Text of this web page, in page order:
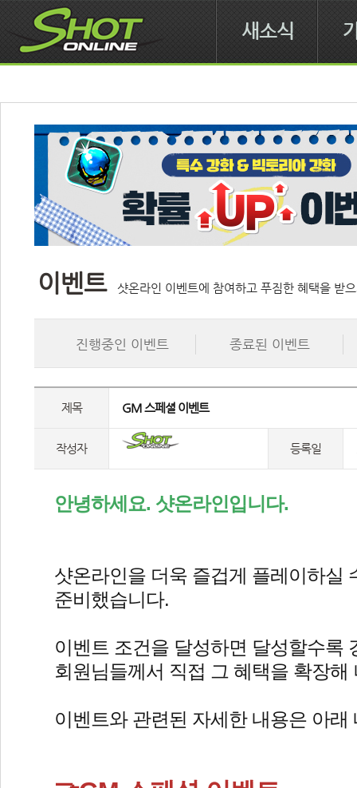
새소식
이벤트 샷온라인 이벤트에 참여하고 푸짐한 혜택을 받
진행중인 이벤트 종료된 이벤트
제목 GM 스페셜 이벤트
작성자 등록일
안녕하세요. 샷온라인입니다.
샷온라인을 더욱 즐겁게 플레이하실
준비했습니다.
이벤트 조건을 달성하면 달성할수록
회원님들께서 직접 그 혜택을 확장
이벤트와 관련된 자세한 내용은 아